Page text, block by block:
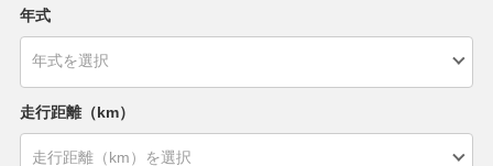
年式
走行距離（km）